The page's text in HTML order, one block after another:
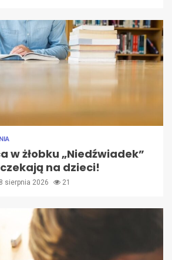
w żłobku „Niedźwiadek”
na dzieci!
8 sierpnia 2026 21